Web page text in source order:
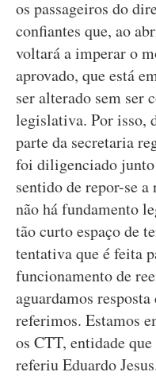
os passageiros do
confiantes que, ao
voltará a imperar o
aprovado, que está
ser alterado sem ser
legislativa. Por isso,
parte da secretaria
foi diligenciado
sentido de repor-se
não há fundamento
tão curto espaço de
tentativa que é feita
funcionamento de
aguardamos
referimos. Estamos
os CTT, entidade
referiu Eduardo